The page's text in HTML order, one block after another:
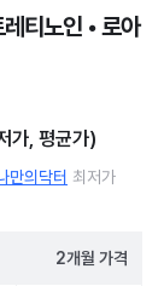
티노인 • 로아
가, 평균가)
만의닥터 최저가
2개월 가격